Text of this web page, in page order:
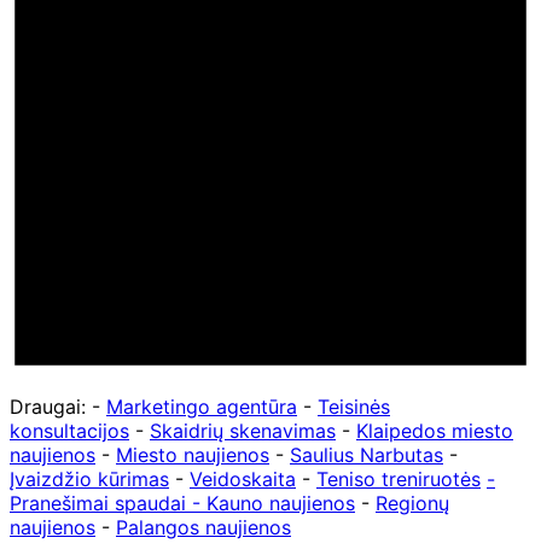
Draugai: - Marketingo agentūra - Teisinės
konsultacijos - Skaidrių skenavimas - Klaipedos miesto
naujienos - Miesto naujienos - Saulius Narbutas -
Įvaizdžio kūrimas - Veidoskaita - Teniso treniruotės -
Pranešimai spaudai - Kauno naujienos - Regionų
naujienos - Palangos naujienos